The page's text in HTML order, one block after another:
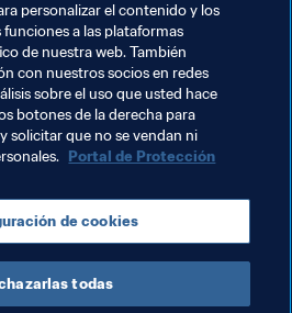
por vídeo conferencia” – y
con sus compañeras.
las echo de menos. También la
partido y tener esos nervios,
personalizar el contenido y los
a las plataformas
de nuestra web. También
con nuestros socios en redes
sobre el uso que usted hace
botones de la derecha para
solicitar que no se vendan ni
Portal de Protección
de cookies
todas